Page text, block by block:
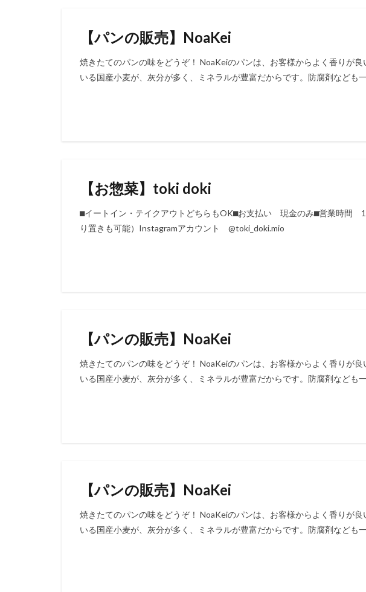
【パンの販売】NoaKei
焼きたてのパンの味をどうぞ！ NoaKeiのパンは、お客様からよく香りが
いる国産小麦が、灰分が多く、ミネラルが豊富だからです。防腐剤なども
【お惣菜】toki doki
⬛︎イートイン・テイクアウトどちらもOK⬛︎お支払い 現金のみ⬛︎営業時間
り置きも可能）Instagramアカウント @toki_doki.mio
【パンの販売】NoaKei
焼きたてのパンの味をどうぞ！ NoaKeiのパンは、お客様からよく香りが
いる国産小麦が、灰分が多く、ミネラルが豊富だからです。防腐剤なども
【パンの販売】NoaKei
焼きたてのパンの味をどうぞ！ NoaKeiのパンは、お客様からよく香りが
いる国産小麦が、灰分が多く、ミネラルが豊富だからです。防腐剤なども